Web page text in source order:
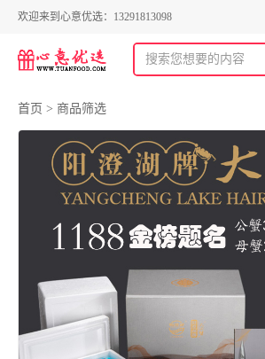
欢迎来到心意优选：13291813098
首页 > 商品筛选